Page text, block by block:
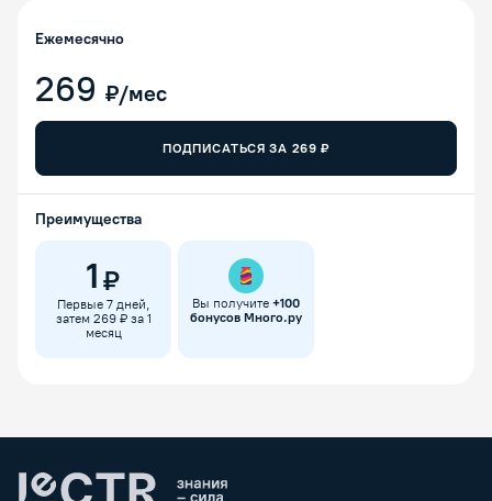
Ежемесячно
269 ₽/мес
ПОДПИСАТЬСЯ ЗА 269 ₽
Преимущества
1 ₽
Первые 7 дней,
затем 269 ₽ за 1
месяц
Вы получите +100
бонусов Много.ру